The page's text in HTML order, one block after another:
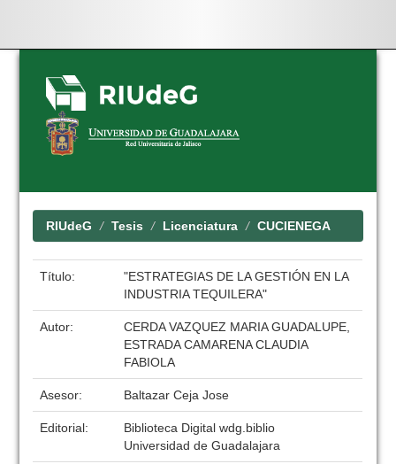
Skip
navigation
RIUdeG Tesis Licenciatura CUCIENEGA
Título:
"ESTRATEGIAS DE LA GESTIÓN EN LA
INDUSTRIA TEQUILERA"
Autor:
CERDA VAZQUEZ MARIA GUADALUPE,
ESTRADA CAMARENA CLAUDIA
FABIOLA
Asesor: Baltazar Ceja Jose
Editorial:
Biblioteca Digital wdg.biblio
Universidad de Guadalajara